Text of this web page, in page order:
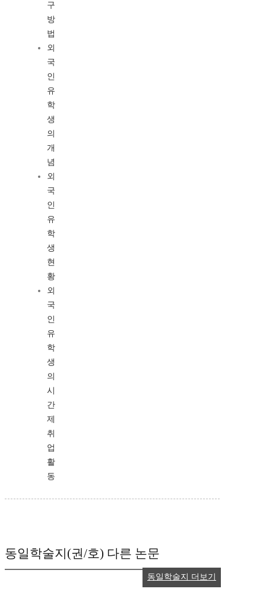
구
방
법
외
국
인
유
학
생
의
개
념
외
국
인
유
학
생
현
황
외
국
인
유
학
생
의
시
간
제
취
업
활
동
동일학술지(권/호) 다른 논문
동일학술지 더보기